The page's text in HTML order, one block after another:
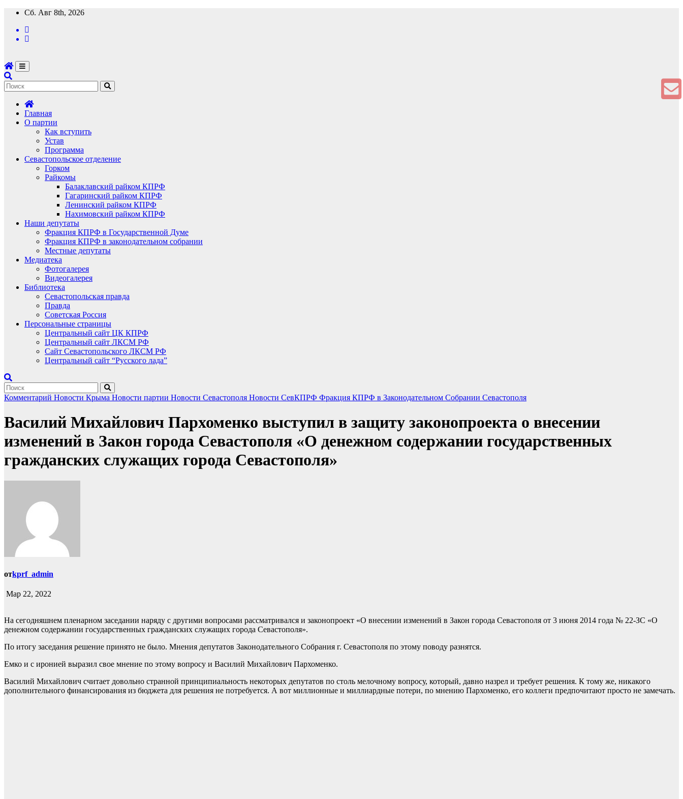
Перейти
содержимому
Сб. Авг 8th, 2026
Главная
О партии
Как вступить
Устав
Программа
Севастопольское отделение
Горком
Райкомы
Балаклавский райком КПРФ
Гагаринский райком КПРФ
Ленинский райком КПРФ
Нахимовский райком КПРФ
Наши депутаты
Фракция КПРФ в Государственной Думе
Фракция КПРФ в законодательном собрании
Местные депутаты
Медиатека
Фотогалерея
Видеогалерея
Библиотека
Севастопольская правда
Правда
Советская Россия
Персональные страницы
Центральный сайт ЦК КПРФ
Центральный сайт ЛКСМ РФ
Сайт Севастопольского ЛКСМ РФ
Центральный сайт “Русского лада”
Комментарий Новости Крыма Новости партии Новости Севастополя Новости СевКПРФ Фракция КПРФ в Законодательном Собрании Севастополя
Василий Михайлович Пархоменко выступил в защиту законопроекта о внесении
изменений в Закон города Севастополя «О денежном содержании государственных
гражданских служащих города Севастополя»
отkprf_admin
Мар 22, 2022
На сегодняшнем пленарном заседании наряду с другими вопросами рассматривался и законопроект «О внесении изменений в Закон города Севастополя от 3 июня 2014 года № 22-ЗС «О
денежном содержании государственных гражданских служащих города Севастополя».
По итогу заседания решение принято не было. Мнения депутатов Законодательного Собрания г. Севастополя по этому поводу разнятся.
Емко и с иронией выразил свое мнение по этому вопросу и Василий Михайлович Пархоменко.
Василий Михайлович считает довольно странной принципиальность некоторых депутатов по столь мелочному вопросу, который, давно назрел и требует решения. К тому же, никакого
дополнительного финансирования из бюджета для решения не потребуется. А вот миллионные и миллиардные потери, по мнению Пархоменко, его коллеги предпочитают просто не замечать.